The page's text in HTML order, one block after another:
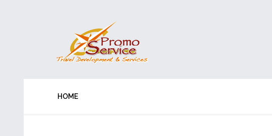
HOME